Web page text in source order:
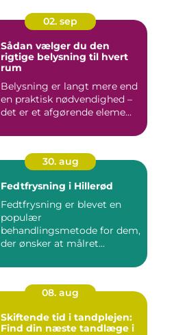
02. sep
Sådan vælger du den
rigtige belysning til hvert
rum
Belysning er langt mere end
en praktisk nødvendighed –
det er et afgørende eleme...
30. aug
Fedtfrysning i Hillerød
Fedtfrysning er blevet en
populær
behandlingsmetode for dem,
der ønsker at målret...
08. aug
Skiftende tid i tandplejen:
Find din næste tandlæge i